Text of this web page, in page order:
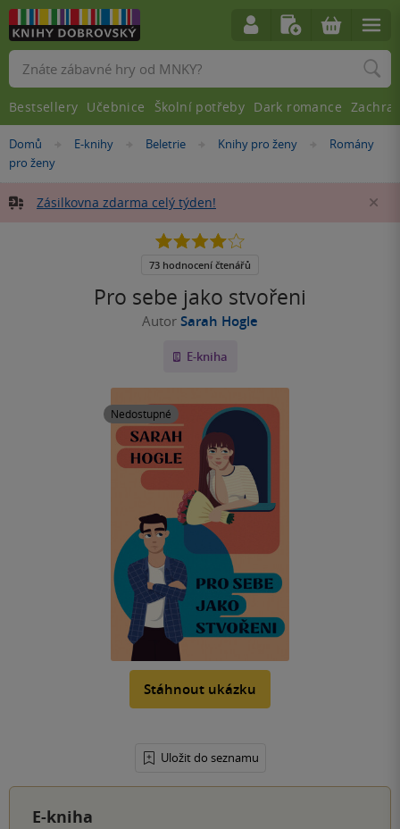
Nacházíte
se
Domů »
E-knihy »
Beletrie »
Knihy pro ženy »
Romány
pro ženy
Zásilkovna zdarma celý týden!
Pro sebe jako stvořeni
Autor Sarah Hogle
E-kniha
Nedostupné
Stáhnout ukázku
Uložit do seznamu
4.0
5
73 hodnocení čtenářů
E-kniha
Vyhledávání
Bestsellery Učebnice Školní potřeby Dark romance